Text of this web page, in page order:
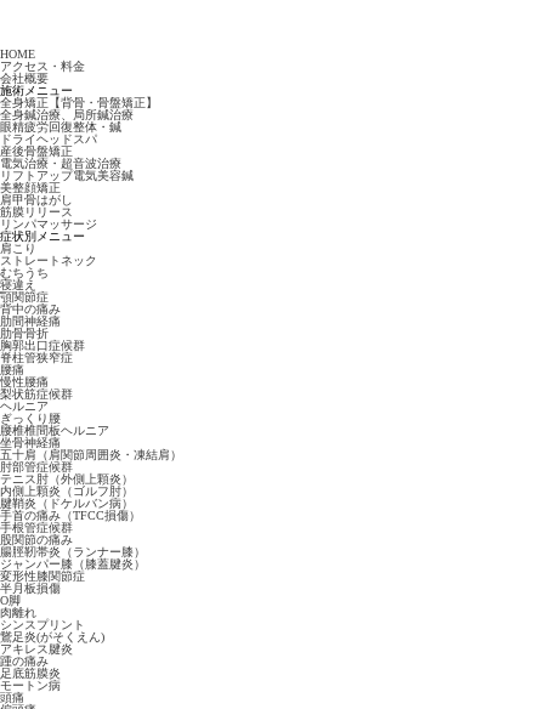
HOME
アクセス・料金
会社概要
施術メニュー
全身矯正【背骨・骨盤矯正】
全身鍼治療、局所鍼治療
眼精疲労回復整体・鍼
ドライヘッドスパ
産後骨盤矯正
電気治療・超音波治療
リフトアップ電気美容鍼
美整顔矯正
肩甲骨はがし
筋膜リリース
リンパマッサージ
症状別メニュー
肩こり
ストレートネック
むちうち
寝違え
顎関節症
背中の痛み
肋間神経痛
肋骨骨折
胸郭出口症候群
脊柱管狭窄症
腰痛
慢性腰痛
梨状筋症候群
ヘルニア
ぎっくり腰
腰椎椎間板ヘルニア
坐骨神経痛
五十肩（肩関節周囲炎・凍結肩）
肘部管症候群
テニス肘（外側上顆炎）
内側上顆炎（ゴルフ肘）
腱鞘炎（ドケルバン病）
手首の痛み（TFCC損傷）
手根管症候群
股関節の痛み
腸脛靭帯炎（ランナー膝）
ジャンパー膝（膝蓋腱炎）
変形性膝関節症
半月板損傷
O脚
肉離れ
シンスプリント
鵞足炎(がそくえん)
アキレス腱炎
踵の痛み
足底筋膜炎
モートン病
頭痛